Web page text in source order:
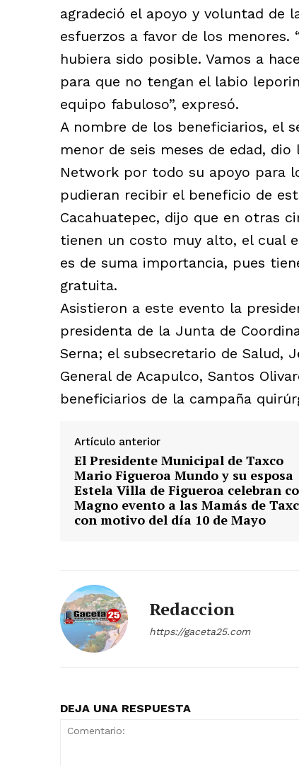
agradeció el apoyo y voluntad de
esfuerzos a favor de los menores.
hubiera sido posible. Vamos a
para que no tengan el labio
equipo fabuloso”, expresó.
A nombre de los beneficiarios, el
menor de seis meses de edad,
Network por todo su apoyo para
pudieran recibir el beneficio de
Cacahuatepec, dijo que en otras
tienen un costo muy alto, el cual
es de suma importancia, pues
gratuita.
Asistieron a este evento la
presidenta de la Junta de
Serna; el subsecretario de Salud,
General de Acapulco, Santos
beneficiarios de la campaña
Artículo anterior
El Presidente Municipal de Taxco
Mario Figueroa Mundo y su esposa
Estela Villa de Figueroa celebran
Magno evento a las Mamás de
con motivo del día 10 de Mayo
Redaccion
https://gaceta25.com
DEJA UNA RESPUESTA